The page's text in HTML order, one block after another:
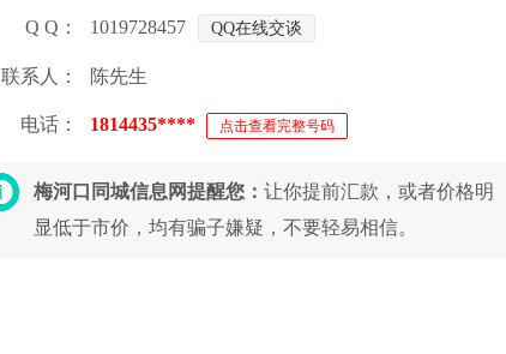
Q Q： 1019728457 QQ在线交谈
联系人： 陈先生
电话： 1814435**** 点击查看完整号码
梅河口同城信息网提醒您： 让你提前汇款，或者价格明
显低于市价，均有骗子嫌疑，不要轻易相信。